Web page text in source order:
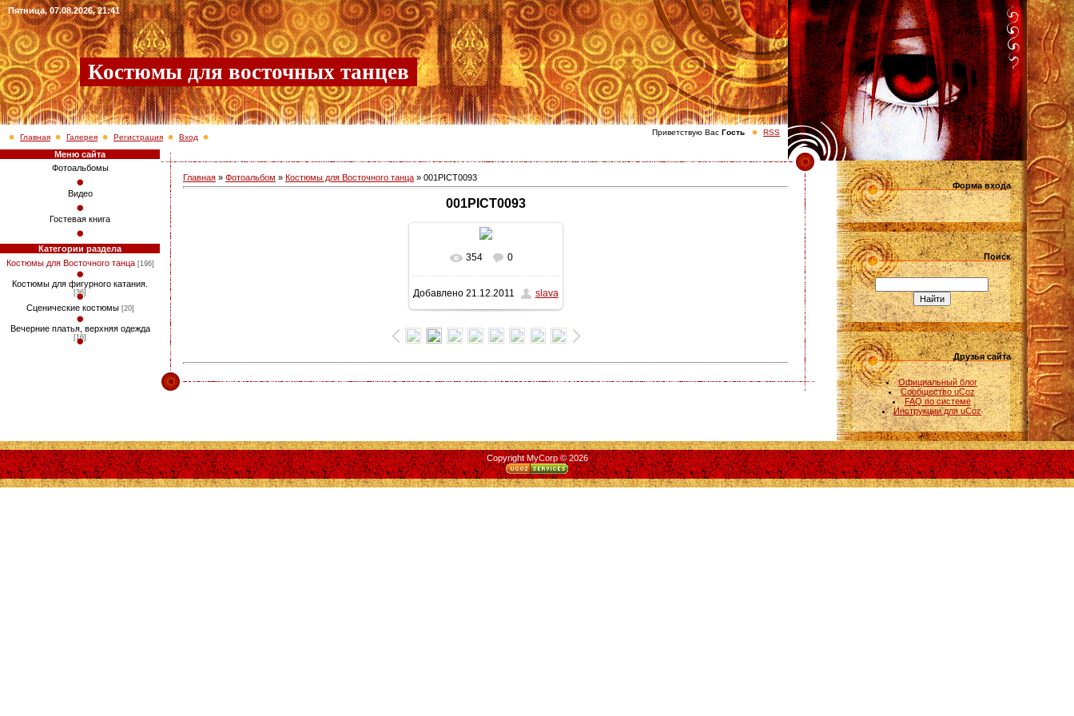
Пятница, 07.08.2026, 21:41
Приветствую Вас Гость RSS
Костюмы для восточных танцев
Главная Галерея Регистрация Вход
Меню сайта
Фотоальбомы
Видео
Гостевая книга
Категории раздела
Костюмы для Восточного танца [196]
Костюмы для фигурного катания.
[36]
Сценические костюмы [20]
Вечерние платья, верхняя одежда
[16]
Главная » Фотоальбом » Костюмы для Восточного танца » 001PICT0093
001PICT0093
В реальном размере
768x1024/ 326.2Kb
354 0
Добавлено21.12.2011 slava
Форма входа
Поиск
Друзья сайта
Официальный блог
Сообщество uCoz
FAQ по системе
Инструкции для uCoz
Copyright MyCorp © 2026